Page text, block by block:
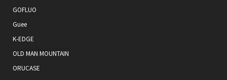
GOFLUO
Guee
K-EDGE
OLD MAN MOUNTAIN
ORUCASE